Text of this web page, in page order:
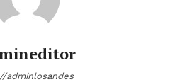
adminlosandes